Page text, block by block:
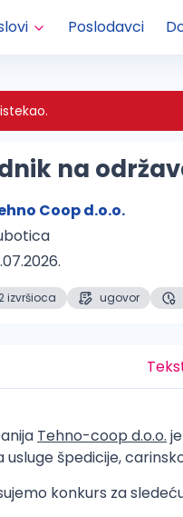
Poslodavci
na
Coop d.o.o.
2 izvršioca ugovor
Tehno-coop d.o.o.
usluge špedicije,
konkurs za